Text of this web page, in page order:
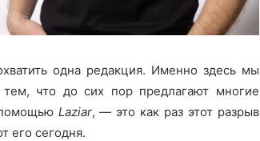
одна редакция. Именно здесь мы
что до сих пор предлагают многие
Laziar, — это как раз этот разрыв
его сегодня.